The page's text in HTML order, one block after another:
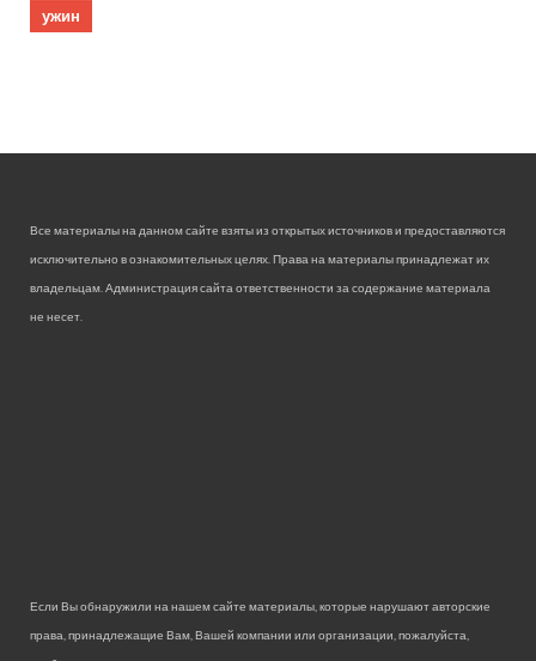
ужин
Все материалы на данном сайте взяты из открытых источников и предоставляются
исключительно в ознакомительных целях. Права на материалы принадлежат их
владельцам. Администрация сайта ответственности за содержание материала
не несет.
Если Вы обнаружили на нашем сайте материалы, которые нарушают авторские
права, принадлежащие Вам, Вашей компании или организации, пожалуйста,